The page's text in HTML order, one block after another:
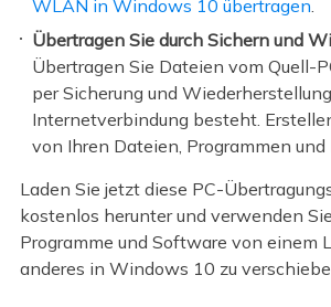
WLAN in Windows 10 übertragen
Übertragen Sie durch Sichern und
Übertragen Sie Dateien vom Quell-
per Sicherung und
Internetverbindung besteht.
von Ihren Dateien, Programmen und
Laden Sie jetzt diese PC-
kostenlos herunter und verwenden
Programme und Software von einem
anderes in Windows 10 zu